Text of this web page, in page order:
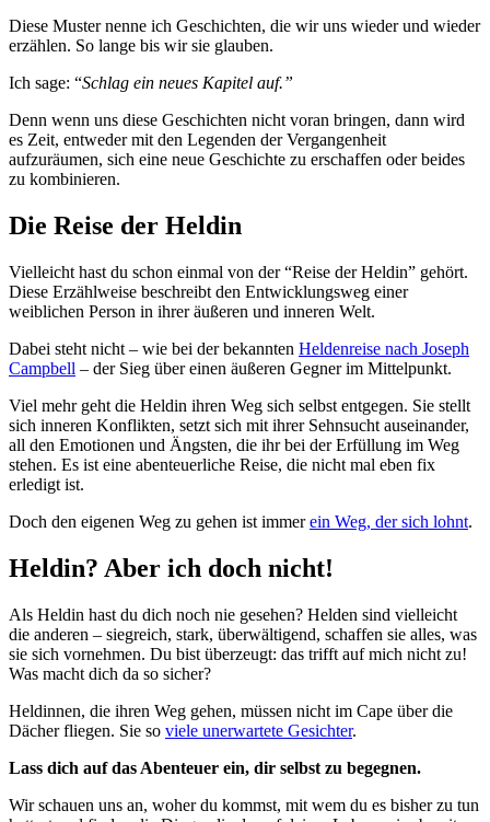
Diese Muster nenne ich Geschichten, die wir uns wieder und wieder
erzählen. So lange bis wir sie glauben.
Ich sage: “Schlag ein neues Kapitel auf.”
Denn wenn uns diese Geschichten nicht voran bringen, dann wird
es Zeit, entweder mit den Legenden der Vergangenheit
aufzuräumen, sich eine neue Geschichte zu erschaffen oder beides
zu kombinieren.
Die Reise der Heldin
Vielleicht hast du schon einmal von der “Reise der Heldin” gehört.
Diese Erzählweise beschreibt den Entwicklungsweg einer
weiblichen Person in ihrer äußeren und inneren Welt.
Dabei steht nicht – wie bei der bekannten Heldenreise nach Joseph
Campbell – der Sieg über einen äußeren Gegner im Mittelpunkt.
Viel mehr geht die Heldin ihren Weg sich selbst entgegen. Sie stellt
sich inneren Konflikten, setzt sich mit ihrer Sehnsucht auseinander,
all den Emotionen und Ängsten, die ihr bei der Erfüllung im Weg
stehen. Es ist eine abenteuerliche Reise, die nicht mal eben fix
erledigt ist.
Doch den eigenen Weg zu gehen ist immerein Weg, der sich lohnt.
Heldin? Aber ich doch nicht!
Als Heldin hast du dich noch nie gesehen? Helden sind vielleicht
die anderen – siegreich, stark, überwältigend, schaffen sie alles, was
sie sich vornehmen. Du bist überzeugt: das trifft auf mich nicht zu!
Was macht dich da so sicher?
Heldinnen, die ihren Weg gehen, müssen nicht im Cape über die
Dächer fliegen. Sie so viele unerwartete Gesichter.
Lass dich auf das Abenteuer ein, dir selbst zu begegnen.
Wir schauen uns an, woher du kommst, mit wem du es bisher zu tun